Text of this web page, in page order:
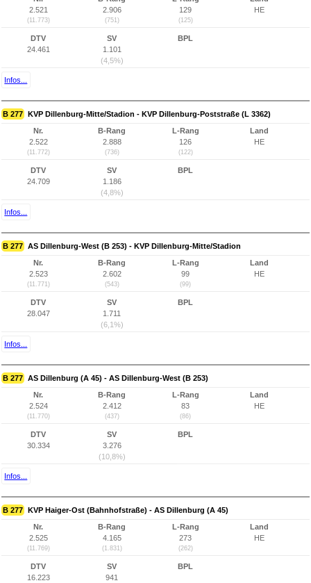
2.521
(11.773)
2.906
(751)
129
(125)
HE
DTV
24.461
SV
1.101
(4,5%)
BPL
Infos...
B 277 KVP Dillenburg-Mitte/Stadion - KVP Dillenburg-Poststraße (L 3362)
Nr.
2.522
(11.772)
B-Rang
2.888
(736)
L-Rang
126
(122)
Land
HE
DTV
24.709
SV
1.186
(4,8%)
BPL
Infos...
B 277 AS Dillenburg-West (B 253) - KVP Dillenburg-Mitte/Stadion
Nr.
2.523
(11.771)
B-Rang
2.602
(543)
L-Rang
99
(99)
Land
HE
DTV
28.047
SV
1.711
(6,1%)
BPL
Infos...
B 277 AS Dillenburg (A 45) - AS Dillenburg-West (B 253)
Nr.
2.524
(11.770)
B-Rang
2.412
(437)
L-Rang
83
(86)
Land
HE
DTV
30.334
SV
3.276
(10,8%)
BPL
Infos...
B 277 KVP Haiger-Ost (Bahnhofstraße) - AS Dillenburg (A 45)
Nr.
2.525
(11.769)
B-Rang
4.165
(1.831)
L-Rang
273
(262)
Land
HE
DTV
16.223
SV
941
BPL